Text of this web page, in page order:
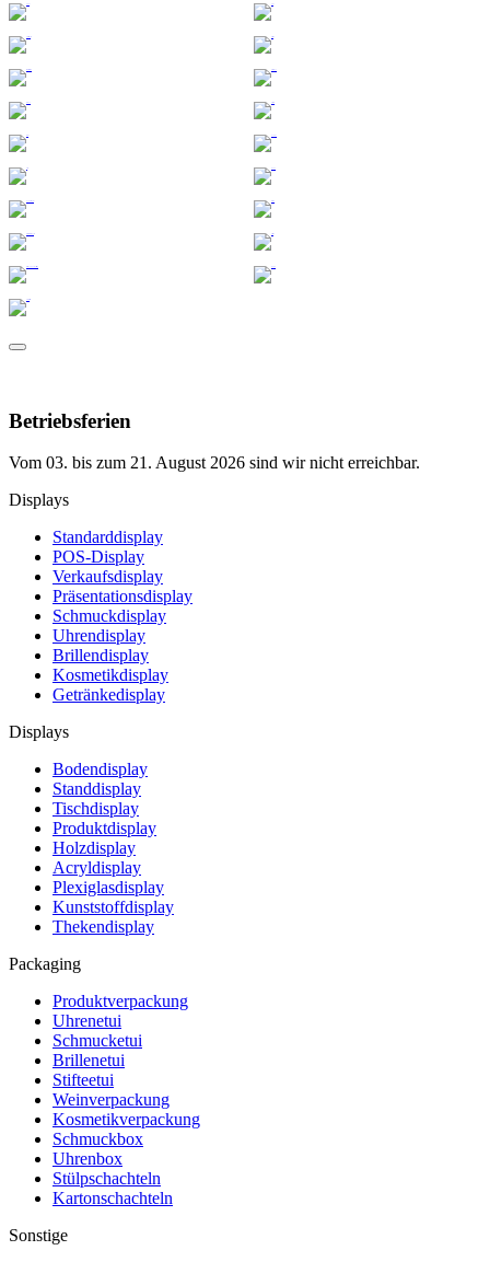
Betriebsferien
Vom 03. bis zum 21. August 2026 sind wir nicht erreichbar.
Displays
Standarddisplay
POS-Display
Verkaufsdisplay
Präsentationsdisplay
Schmuckdisplay
Uhrendisplay
Brillendisplay
Kosmetikdisplay
Getränkedisplay
Displays
Bodendisplay
Standdisplay
Tischdisplay
Produktdisplay
Holzdisplay
Acryldisplay
Plexiglasdisplay
Kunststoffdisplay
Thekendisplay
Packaging
Produktverpackung
Uhrenetui
Schmucketui
Brillenetui
Stifteetui
Weinverpackung
Kosmetikverpackung
Schmuckbox
Uhrenbox
Stülpschachteln
Kartonschachteln
Sonstige